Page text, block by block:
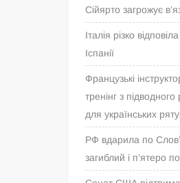
Сійярто загрожує
Італія різко
Іспанії
Французькі
тренінг з
для українських
РФ вдарила по
загиблий і п’ятеро